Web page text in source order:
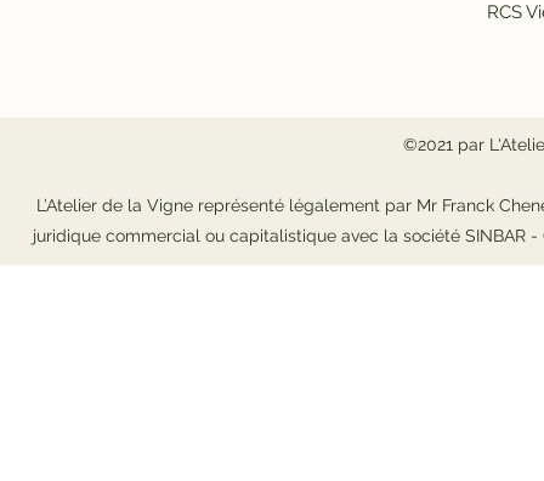
RCS
©2021 par
L’Atelier de la Vigne représenté légalement par Mr Franck
juridique commercial ou capitalistique avec la société SINBAR